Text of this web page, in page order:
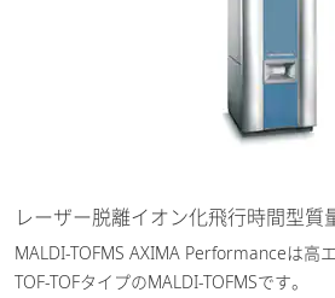
レーザー脱離イオン化飛行時間型質
MALDI-TOFMS AXIMA Performanceは高
TOF-TOFタイプのMALDI-TOFMSです。